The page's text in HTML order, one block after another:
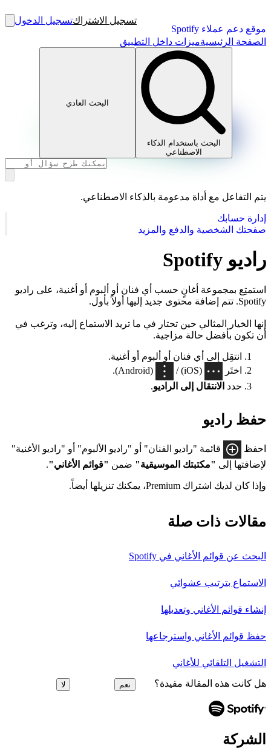
موقع دعم عملاء Spotify
تسجيل الاشتراكتسجيل الدخول
الصفحة الرئيسيةميزات داخل التطبيق
البحث باستخدام الذكاء
الاصطناعي
البحث العادي
يتم التفاعل مع أداة مدعومة بالذكاء الاصطناعي.
إدارة حسابك
صفحتك الشخصية والدفع والمزيد
راديو Spotify
استمتِع بمجموعة أغانٍ حسب أي فنان أو ألبوم أو أغنية، على راديو
Spotify. تتم إضافة محتوى جديد إليها أولاً بأول.
إنها الخيار المثالي حين تحتار في ما تريد الاستماع إليه، وترغب في
أن تكون بأفضل حالة مزاجية.
انتقِل إلى أي فنان أو ألبوم أو أغنية.
اختَر
(iOS) /
(Android).
حدد الانتقال إلى الراديو.
حفظ راديو
احفظ
قائمة "راديو الفنان" أو "راديو الألبوم" أو "راديو الأغنية"
لإضافتها إلى "مكتبتك الموسيقية" ضمن "قوائم الأغاني".
وإذا كان لديك اشتراك Premium، يمكنك تنزيلها أيضاً.
مقالات ذات صلة
البحث عن قوائم الأغاني في Spotify
الاستماع بترتيب عشوائي
إنشاء قوائم الأغاني وتعديلها
حفظ قوائم الأغاني واسترجاعها
التشغيل التلقائي للأغاني
هل كانت هذه المقالة مفيدة؟ نعم لا
الشركة